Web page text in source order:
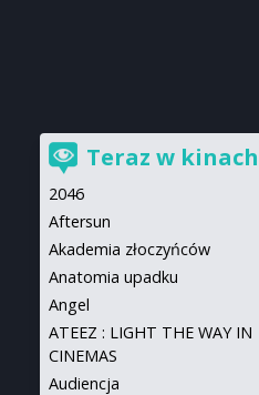
Teraz w kinach
2046
Aftersun
Akademia złoczyńców
Anatomia upadku
Angel
ATEEZ : LIGHT THE WAY IN
CINEMAS
Audiencja